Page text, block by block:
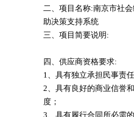
二、项目名称:南京市社
助决策支持系统
三、项目简要说明:
四、供应商资格要求:
1、具有独立承担民事责
2、具有良好的商业信誉
度；
3、具有履行合同所必需